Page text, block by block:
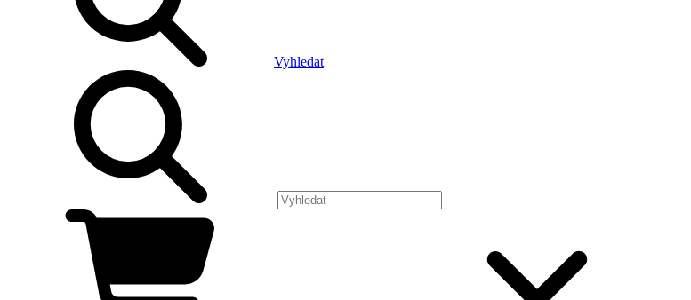
Vyhledat